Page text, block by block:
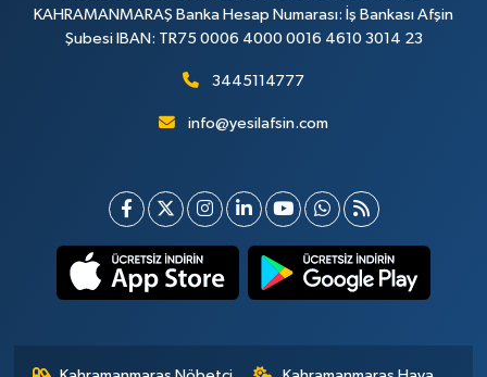
KAHRAMANMARAŞ Banka Hesap Numarası: İş Bankası Afşin
Şubesi IBAN: TR75 0006 4000 0016 4610 3014 23
3445114777
info@yesilafsin.com